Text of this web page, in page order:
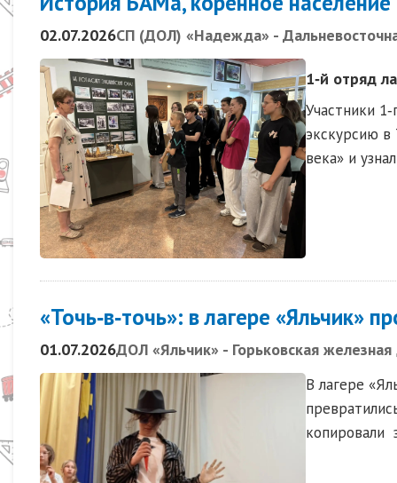
02.07.2026СП (ДОЛ) «Надежда» -
1‑й отряд
Участники
экскурсию в
века» и
«Точь‑в‑точь»: в лагере «Яльчик»
01.07.2026ДОЛ «Яльчик» - Горьковская железная
В лагере
копировали